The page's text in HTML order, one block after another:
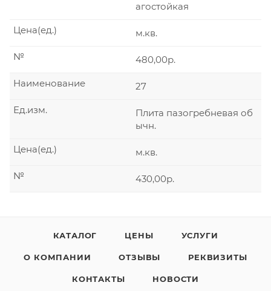
агостойкая
м.кв.
Цена(ед.)
480,00р.
№
27
Наименование
Плита пазогребневая об
ычн.
Ед.изм.
м.кв.
Цена(ед.)
430,00р.
№
КАТАЛОГ ЦЕНЫ УСЛУГИ
О КОМПАНИИ ОТЗЫВЫ РЕКВИЗИТЫ
КОНТАКТЫ НОВОСТИ